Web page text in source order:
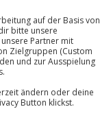
Vorteile.